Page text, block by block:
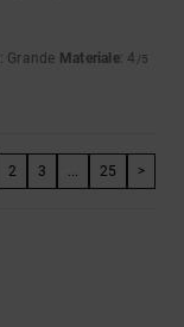
: Grande Materiale: 4 /5
2 3 ... 25 >